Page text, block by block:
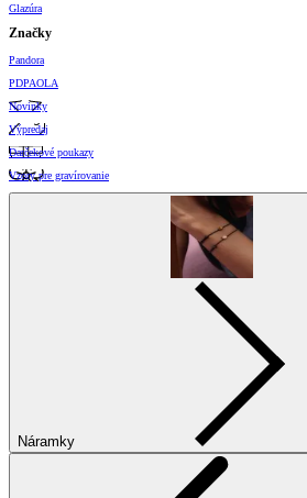
Glazúra
Značky
Pandora
PDPAOLA
Novinky
Výpredaj
Darčekové poukazy
Vzory pre gravírovanie
Náramky